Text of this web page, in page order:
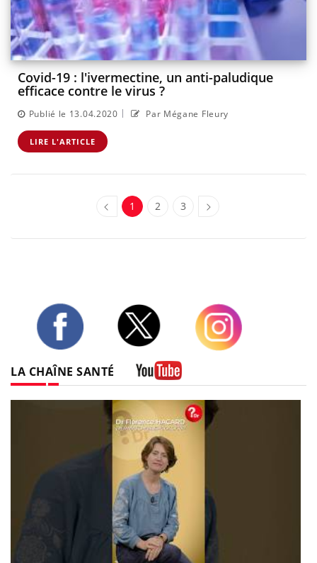
Covid-19 : l'ivermectine, un anti-paludique
efficace contre le virus ?
Publié le 13.04.2020 | Par Mégane Fleury
LIRE L'ARTICLE
1 2 3
LA CHAÎNE SANTÉ